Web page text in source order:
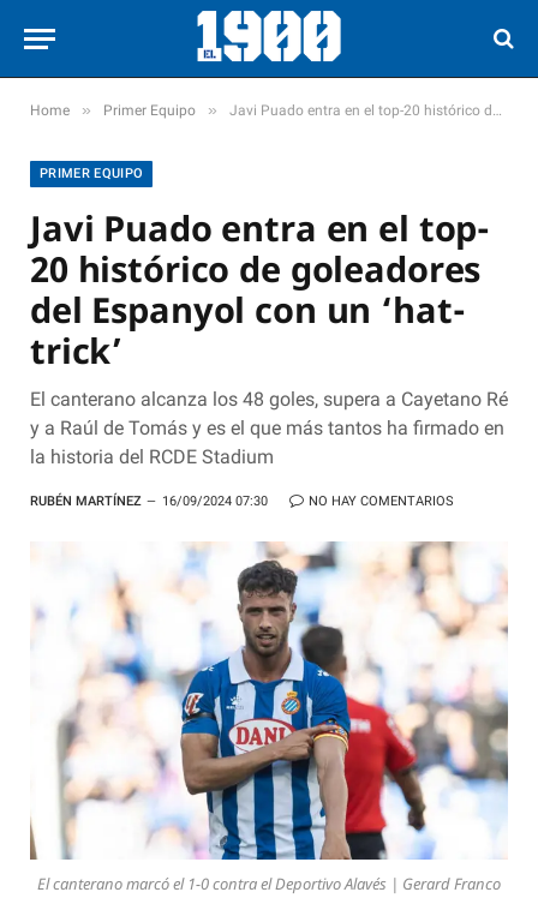
Home » Primer Equipo » Javi Puado entra en el top-20 histórico de goleadores del Espanyol con un ‘hat-trick’
PRIMER EQUIPO
Javi Puado entra en el top-
20 histórico de goleadores
del Espanyol con un ‘hat-
trick’
El canterano alcanza los 48 goles, supera a Cayetano Ré
y a Raúl de Tomás y es el que más tantos ha firmado en
la historia del RCDE Stadium
RUBÉN MARTÍNEZ 16/09/2024 07:30 NO HAY COMENTARIOS
El canterano marcó el 1-0 contra el Deportivo Alavés | Gerard Franco